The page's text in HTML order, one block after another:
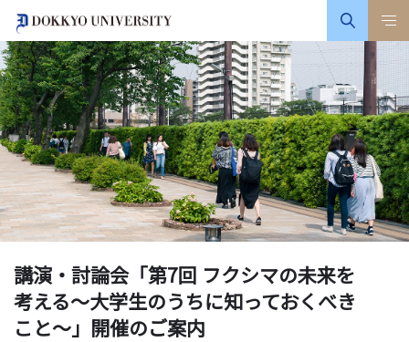
講演・討論会「第7回 フクシマの未来を
考える～大学生のうちに知っておくべき
こと～」開催のご案内